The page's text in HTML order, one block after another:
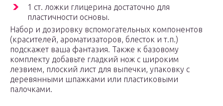
1 ст. ложки глицерина достаточно для
пластичности основы.
Набор и дозировку вспомогательных компонентов
(красителей, ароматизаторов, блесток и т.п.)
подскажет ваша фантазия. Также к базовому
комплекту добавьте гладкий нож с широким
лезвием, плоский лист для выпечки, упаковку с
деревянными шпажками или пластиковыми
палочками.